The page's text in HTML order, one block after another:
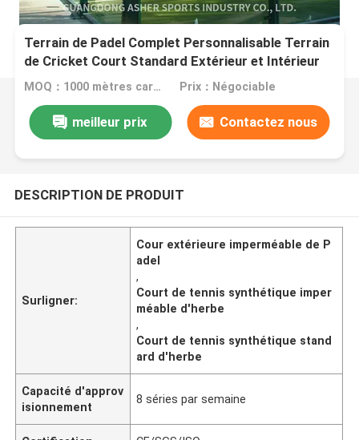
Terrain de Padel Complet Personnalisable Terrain
de Cricket Court Standard Extérieur et Intérieur
Terrain de Padel en Gazon Synthétique Résistant
aux Intempéries Terrain de Tennis
MOQ：1000 mètres carrés Prix：Négociable
meilleur prix Contactez nous
DESCRIPTION DE PRODUIT
Surligner:
Cour extérieure imperméable de P
adel
,
Court de tennis synthétique imper
méable d'herbe
,
Court de tennis synthétique stand
ard d'herbe
Capacité d'approv
isionnement
8 séries par semaine